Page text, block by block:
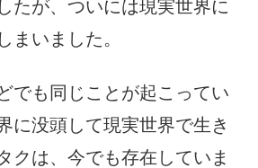
たが、ついには現実世界に
まいました。
でも同じことが起こってい
に没頭して現実世界で生き
クは、今でも存在していま